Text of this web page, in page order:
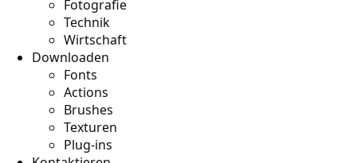
Fotografie
Technik
Wirtschaft
Downloaden
Fonts
Actions
Brushes
Texturen
Plug-ins